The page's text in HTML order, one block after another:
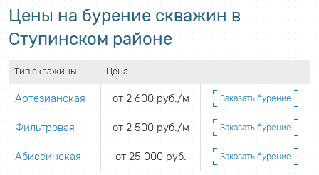
Цены на бурение скважин в
Ступинском районе
Тип скважины Цена
Артезианская от 2 600 руб./м Заказать бурение
Фильтровая от 2 500 руб./м Заказать бурение
Абиссинская от 25 000 руб. Заказать бурение